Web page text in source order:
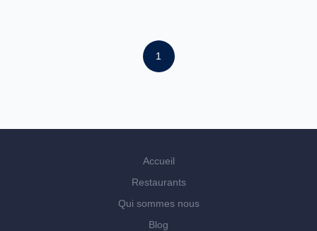
1
Accueil
Restaurants
Qui sommes nous
Blog